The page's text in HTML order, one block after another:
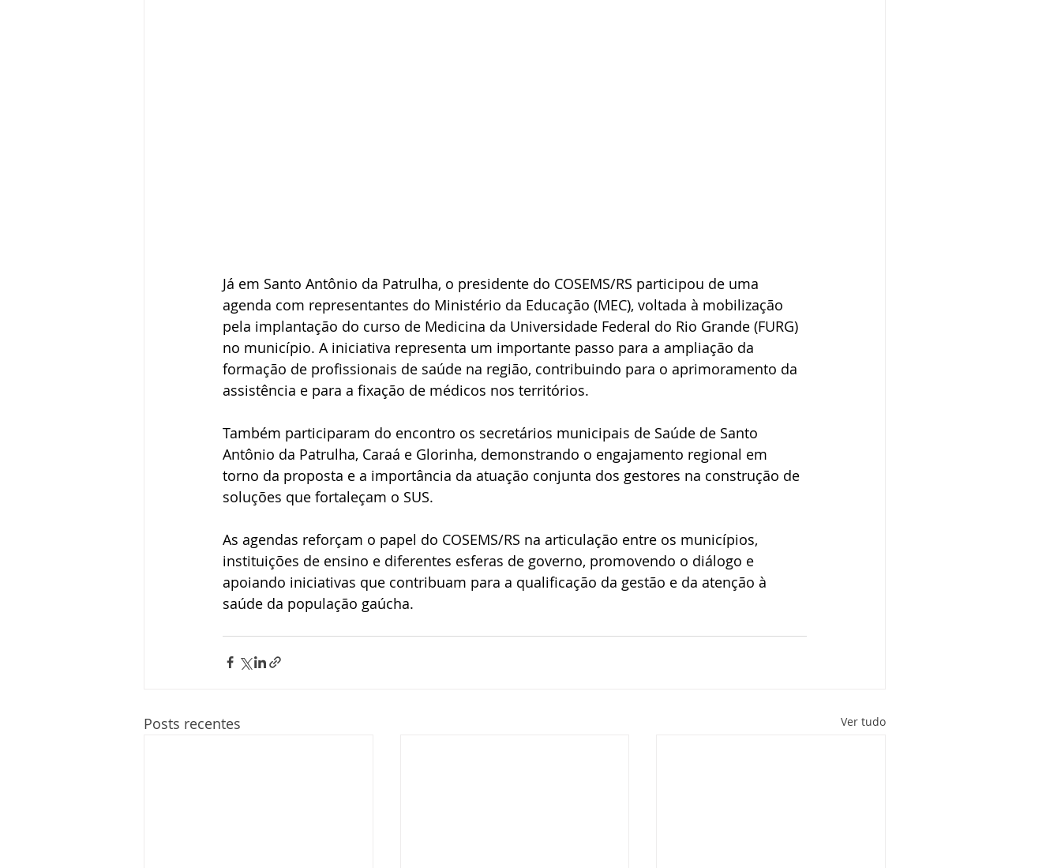
Já em Santo Antônio da Patrulha, o presidente do COSEMS/RS participou de uma
agenda com representantes do Ministério da Educação (MEC), voltada à mobilização
pela implantação do curso de Medicina da Universidade Federal do Rio Grande (FURG)
no município. A iniciativa representa um importante passo para a ampliação da
formação de profissionais de saúde na região, contribuindo para o aprimoramento da
assistência e para a fixação de médicos nos territórios.
Também participaram do encontro os secretários municipais de Saúde de Santo
Antônio da Patrulha, Caraá e Glorinha, demonstrando o engajamento regional em
torno da proposta e a importância da atuação conjunta dos gestores na construção de
soluções que fortaleçam o SUS.
As agendas reforçam o papel do COSEMS/RS na articulação entre os municípios,
instituições de ensino e diferentes esferas de governo, promovendo o diálogo e
apoiando iniciativas que contribuam para a qualificação da gestão e da atenção à
saúde da população gaúcha.
Posts recentes Ver tudo